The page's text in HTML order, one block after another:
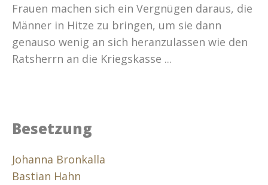
Frauen machen sich ein Vergnügen daraus, die
Männer in Hitze zu bringen, um sie dann
genauso wenig an sich heranzulassen wie den
Ratsherrn an die Kriegskasse ...
Besetzung
Johanna Bronkalla
Bastian Hahn